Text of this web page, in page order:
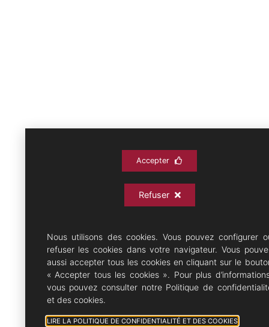
Nous utilisons des cookies. Vous pouvez configurer
refuser les cookies dans votre navigateur. Vous
aussi accepter tous les cookies en cliquant sur le
« Accepter tous les cookies ». Pour plus
vous pouvez consulter notre Politique de
et des cookies.
LIRE LA POLITIQUE DE CONFIDENTIALITÉ ET DES COOKIES
Accepter
Refuser